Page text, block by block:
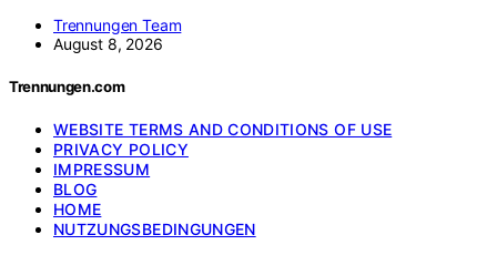
Trennungen Team
August 8, 2026
Trennungen.com
WEBSITE TERMS AND CONDITIONS OF USE
PRIVACY POLICY
IMPRESSUM
BLOG
HOME
NUTZUNGSBEDINGUNGEN